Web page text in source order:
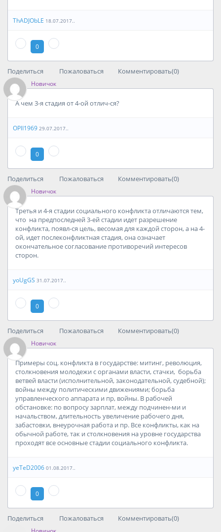
ThADJObLE 18.07.2017..
0
Поделиться Пожаловаться Комментировать(0)
Новичок
А чем 3-я стадия от 4-ой отлич-ся?
OPlI1969 29.07.2017..
0
Поделиться Пожаловаться Комментировать(0)
Новичок
Третья и 4-я стадии социального конфликта отличаются тем,
что на предпоследней 3-ей стадии идет разрешение
конфликта, появл-ся цель, весомая для каждой сторон, а на 4-
ой, идет послеконфликтная стадия, она означает
окончательное согласование противоречий интересов
сторон.
yoUgGS 31.07.2017..
0
Поделиться Пожаловаться Комментировать(0)
Новичок
Примеры соц. конфликта в государстве: митинг, революция,
столкновения молодежи с органами власти, стачки, борьба
ветвей власти (исполнительной, законодательной, судебной);
войны между политическими движениями; борьба
управленческого аппарата и пр, войны. В рабочей
обстановке: по вопросу зарплат, между подчинен-ми и
начальством, длительность увеличение рабочего дня,
забастовки, внеурочная работа и пр. Все конфликты, как на
обычной работе, так и столкновения на уровне государства
проходят все основные стадии социального конфликта.
yeTeD2006 01.08.2017..
0
Поделиться Пожаловаться Комментировать(0)